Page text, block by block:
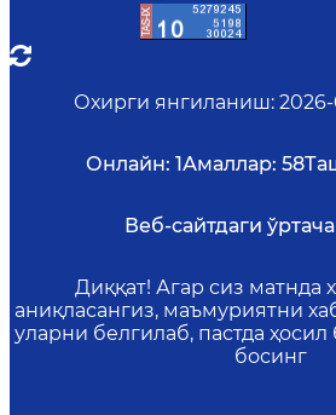
Охирги янгиланиш: 2026-
Онлайн: 1Амаллар: 58
Веб-сайтдаги
Диққат! Агар сиз матнда
аниқласангиз, маъмуриятни
уларни белгилаб, пастда
босинг